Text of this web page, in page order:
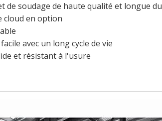
de soudage de haute qualité et longue
cloud en option
avec un long cycle de vie
et résistant à l'usure